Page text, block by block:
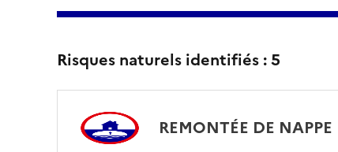
Risques naturels identifiés :5
REMONTÉE DE NAPPE